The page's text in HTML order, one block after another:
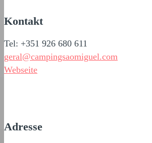
Kontakt
Tel: +351 926 680 611
geral@campingsaomiguel.com
Webseite
Adresse